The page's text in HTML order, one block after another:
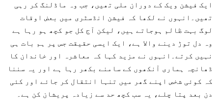
ایک فیشن ویک کے دوران ملی تھیں، جب وہ ماڈلنگ کر رہی
تھیں۔انہوں نے لکھا کہ فیشن انڈسٹری میں بعض اوقات
لوگ بہت ظالم ہوجاتے ہیں، لیکن آج کل جو کچھ ہو رہا ہے
وہ دل توڑ دینے والا ہے، ایک ایسی حقیقت جس پر ہم بات ہی
نہیں کرتے۔انہوں نے مزید کہا کہ معاشرہ اور خاندان کا
ڈھانچہ ہماری آنکھوں کے سامنے بکھر رہا ہے اور یہ سننا
کہ کوئی شخص اپنے گھر میں تنہا انتقال کر جائے اور کئی
دن بعد پتا چلے، یہ سب کچھ حد سے زیادہ پریشان کن ہے۔